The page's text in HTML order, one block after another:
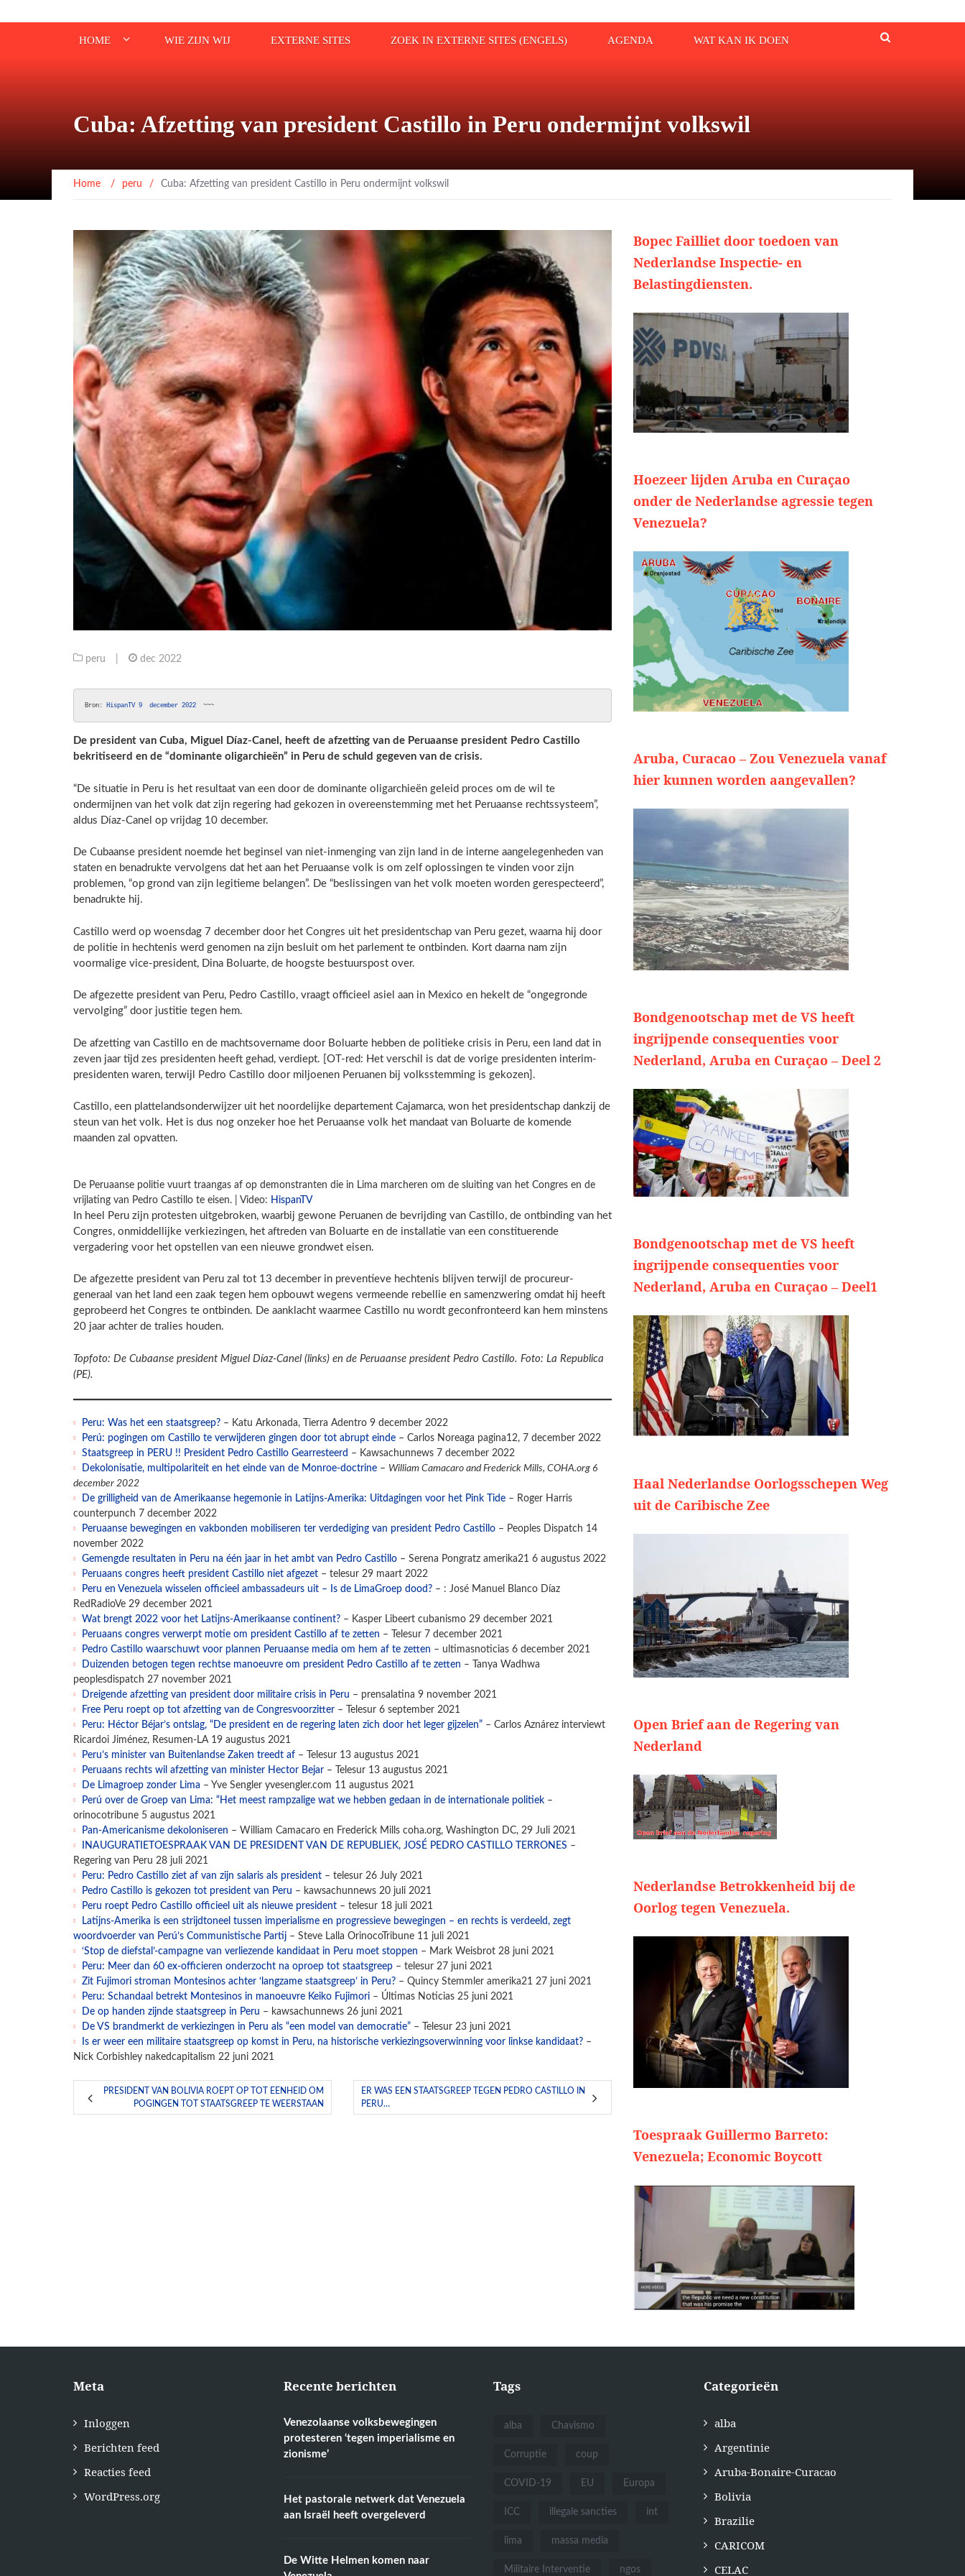
HOME WIE ZIJN WIJ EXTERNE SITES ZOEK IN EXTERNE SITES (ENGELS) AGENDA WAT KAN IK DOEN
Cuba: Afzetting van president Castillo in Peru ondermijnt volkswil
Home / peru / Cuba: Afzetting van president Castillo in Peru ondermijnt volkswil
peru dec 2022
Bron: HispanTV 9  december 2022 ~~~
De president van Cuba, Miguel Díaz-Canel, heeft de afzetting van de Peruaanse president Pedro Castillo
bekritiseerd en de “dominante oligarchieën” in Peru de schuld gegeven van de crisis.
“De situatie in Peru is het resultaat van een door de dominante oligarchieën geleid proces om de wil te
ondermijnen van het volk dat zijn regering had gekozen in overeenstemming met het Peruaanse rechtssysteem”,
aldus Díaz-Canel op vrijdag 10 december.
De Cubaanse president noemde het beginsel van niet-inmenging van zijn land in de interne aangelegenheden van
staten en benadrukte vervolgens dat het aan het Peruaanse volk is om zelf oplossingen te vinden voor zijn
problemen, “op grond van zijn legitieme belangen”. De “beslissingen van het volk moeten worden gerespecteerd”,
benadrukte hij.
Castillo werd op woensdag 7 december door het Congres uit het presidentschap van Peru gezet, waarna hij door
de politie in hechtenis werd genomen na zijn besluit om het parlement te ontbinden. Kort daarna nam zijn
voormalige vice-president, Dina Boluarte, de hoogste bestuurspost over.
De afgezette president van Peru, Pedro Castillo, vraagt officieel asiel aan in Mexico en hekelt de “ongegronde
vervolging” door justitie tegen hem.
De afzetting van Castillo en de machtsovername door Boluarte hebben de politieke crisis in Peru, een land dat in
zeven jaar tijd zes presidenten heeft gehad, verdiept. [OT-red: Het verschil is dat de vorige presidenten interim-
presidenten waren, terwijl Pedro Castillo door miljoenen Peruanen bij volksstemming is gekozen].
Castillo, een plattelandsonderwijzer uit het noordelijke departement Cajamarca, won het presidentschap dankzij de
steun van het volk. Het is dus nog onzeker hoe het Peruaanse volk het mandaat van Boluarte de komende
maanden zal opvatten.
De Peruaanse politie vuurt traangas af op demonstranten die in Lima marcheren om de sluiting van het Congres en de
vrijlating van Pedro Castillo te eisen. | Video: HispanTV
In heel Peru zijn protesten uitgebroken, waarbij gewone Peruanen de bevrijding van Castillo, de ontbinding van het
Congres, onmiddellijke verkiezingen, het aftreden van Boluarte en de installatie van een constituerende
vergadering voor het opstellen van een nieuwe grondwet eisen.
De afgezette president van Peru zal tot 13 december in preventieve hechtenis blijven terwijl de procureur-
generaal van het land een zaak tegen hem opbouwt wegens vermeende rebellie en samenzwering omdat hij heeft
geprobeerd het Congres te ontbinden. De aanklacht waarmee Castillo nu wordt geconfronteerd kan hem minstens
20 jaar achter de tralies houden.
Topfoto: De Cubaanse president Miguel Díaz-Canel (links) en de Peruaanse president Pedro Castillo. Foto: La Republica
(PE).
Peru: Was het een staatsgreep? – Katu Arkonada, Tierra Adentro 9 december 2022
Perú: pogingen om Castillo te verwijderen gingen door tot abrupt einde – Carlos Noreaga pagina12, 7 december 2022
Staatsgreep in PERU !! President Pedro Castillo Gearresteerd – Kawsachunnews 7 december 2022
Dekolonisatie, multipolariteit en het einde van de Monroe-doctrine – William Camacaro and Frederick Mills, COHA.org 6
december 2022
De grilligheid van de Amerikaanse hegemonie in Latijns-Amerika: Uitdagingen voor het Pink Tide – Roger Harris
counterpunch 7 december 2022
Peruaanse bewegingen en vakbonden mobiliseren ter verdediging van president Pedro Castillo – Peoples Dispatch 14
november 2022
Gemengde resultaten in Peru na één jaar in het ambt van Pedro Castillo – Serena Pongratz amerika21 6 augustus 2022
Peruaans congres heeft president Castillo niet afgezet – telesur 29 maart 2022
Peru en Venezuela wisselen officieel ambassadeurs uit – Is de LimaGroep dood? – : José Manuel Blanco Díaz
RedRadioVe 29 december 2021
Wat brengt 2022 voor het Latijns-Amerikaanse continent? – Kasper Libeert cubanismo 29 december 2021
Peruaans congres verwerpt motie om president Castillo af te zetten – Telesur 7 december 2021
Pedro Castillo waarschuwt voor plannen Peruaanse media om hem af te zetten – ultimasnoticias 6 december 2021
Duizenden betogen tegen rechtse manoeuvre om president Pedro Castillo af te zetten – Tanya Wadhwa
peoplesdispatch 27 november 2021
Dreigende afzetting van president door militaire crisis in Peru – prensalatina 9 november 2021
Free Peru roept op tot afzetting van de Congresvoorzitter – Telesur 6 september 2021
Peru: Héctor Béjar’s ontslag, “De president en de regering laten zich door het leger gijzelen” – Carlos Aznárez interviewt
Ricardoi Jiménez, Resumen-LA 19 augustus 2021
Peru’s minister van Buitenlandse Zaken treedt af – Telesur 13 augustus 2021
Peruaans rechts wil afzetting van minister Hector Bejar – Telesur 13 augustus 2021
De Limagroep zonder Lima – Yve Sengler yvesengler.com 11 augustus 2021
Perú over de Groep van Lima: “Het meest rampzalige wat we hebben gedaan in de internationale politiek –
orinocotribune 5 augustus 2021
Pan-Americanisme dekoloniseren – William Camacaro en Frederick Mills coha.org, Washington DC, 29 Juli 2021
INAUGURATIETOESPRAAK VAN DE PRESIDENT VAN DE REPUBLIEK, JOSÉ PEDRO CASTILLO TERRONES –
Regering van Peru 28 juli 2021
Peru: Pedro Castillo ziet af van zijn salaris als president – telesur 26 July 2021
Pedro Castillo is gekozen tot president van Peru – kawsachunnews 20 juli 2021
Peru roept Pedro Castillo officieel uit als nieuwe president – telesur 18 juli 2021
Latijns-Amerika is een strijdtoneel tussen imperialisme en progressieve bewegingen – en rechts is verdeeld, zegt
woordvoerder van Perú’s Communistische Partij – Steve Lalla OrinocoTribune 11 juli 2021
‘Stop de diefstal’-campagne van verliezende kandidaat in Peru moet stoppen – Mark Weisbrot 28 juni 2021
Peru: Meer dan 60 ex-officieren onderzocht na oproep tot staatsgreep – telesur 27 juni 2021
Zit Fujimori stroman Montesinos achter ‘langzame staatsgreep’ in Peru? – Quincy Stemmler amerika21 27 juni 2021
Peru: Schandaal betrekt Montesinos in manoeuvre Keiko Fujimori – Últimas Noticias 25 juni 2021
De op handen zijnde staatsgreep in Peru – kawsachunnews 26 juni 2021
De VS brandmerkt de verkiezingen in Peru als “een model van democratie” – Telesur 23 juni 2021
Is er weer een militaire staatsgreep op komst in Peru, na historische verkiezingsoverwinning voor linkse kandidaat? –
Nick Corbishley nakedcapitalism 22 juni 2021
PRESIDENT VAN BOLIVIA ROEPT OP TOT EENHEID OM
POGINGEN TOT STAATSGREEP TE WEERSTAAN
ER WAS EEN STAATSGREEP TEGEN PEDRO CASTILLO IN
PERU…
Bopec Failliet door toedoen van
Nederlandse Inspectie- en
Belastingdiensten.
Hoezeer lijden Aruba en Curaçao
onder de Nederlandse agressie tegen
Venezuela?
Aruba, Curacao – Zou Venezuela vanaf
hier kunnen worden aangevallen?
Bondgenootschap met de VS heeft
ingrijpende consequenties voor
Nederland, Aruba en Curaçao – Deel 2
Bondgenootschap met de VS heeft
ingrijpende consequenties voor
Nederland, Aruba en Curaçao – Deel1
Haal Nederlandse Oorlogsschepen Weg
uit de Caribische Zee
Open Brief aan de Regering van
Nederland
Nederlandse Betrokkenheid bij de
Oorlog tegen Venezuela.
Toespraak Guillermo Barreto:
Venezuela; Economic Boycott
Meta
Inloggen
Berichten feed
Reacties feed
WordPress.org
Recente berichten
Venezolaanse volksbewegingen
protesteren ‘tegen imperialisme en
zionisme’
Het pastorale netwerk dat Venezuela
aan Israël heeft overgeleverd
De Witte Helmen komen naar
Tags
alba Chavismo
Corruptie coup
COVID-19 EU Europa
ICC illegale sancties int
lima massa media
Militaire Interventie ngos
Categorieën
alba
Argentinie
Aruba-Bonaire-Curacao
Bolivia
Brazilie
CARICOM
CELAC